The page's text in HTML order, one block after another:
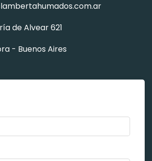
de Alvear 621
- Buenos Aires